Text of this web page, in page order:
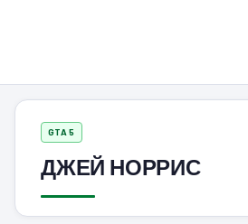
GTA 5
ДЖЕЙ НОРРИС